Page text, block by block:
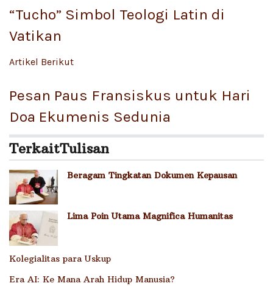
“Tucho” Simbol Teologi Latin di
Vatikan
Artikel Berikut
Pesan Paus Fransiskus untuk Hari
Doa Ekumenis Sedunia
TerkaitTulisan
Beragam Tingkatan Dokumen Kepausan
Lima Poin Utama Magnifica Humanitas
Kolegialitas para Uskup
Era AI: Ke Mana Arah Hidup Manusia?